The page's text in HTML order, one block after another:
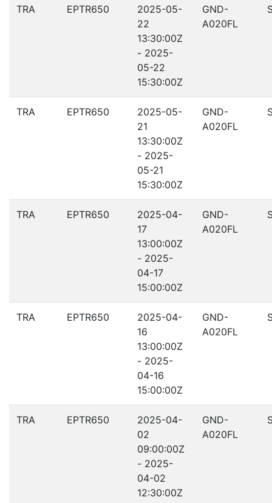
TRA EPTR650
2025-05-
22
13:30:00Z
- 2025-
05-22
15:30:00Z
GND-
A020FL
TRA EPTR650
2025-05-
21
13:30:00Z
- 2025-
05-21
15:30:00Z
GND-
A020FL
TRA EPTR650
2025-04-
17
13:00:00Z
- 2025-
04-17
15:00:00Z
GND-
A020FL
TRA EPTR650
2025-04-
16
13:00:00Z
- 2025-
04-16
15:00:00Z
GND-
A020FL
TRA EPTR650
2025-04-
02
09:00:00Z
- 2025-
04-02
12:30:00Z
GND-
A020FL